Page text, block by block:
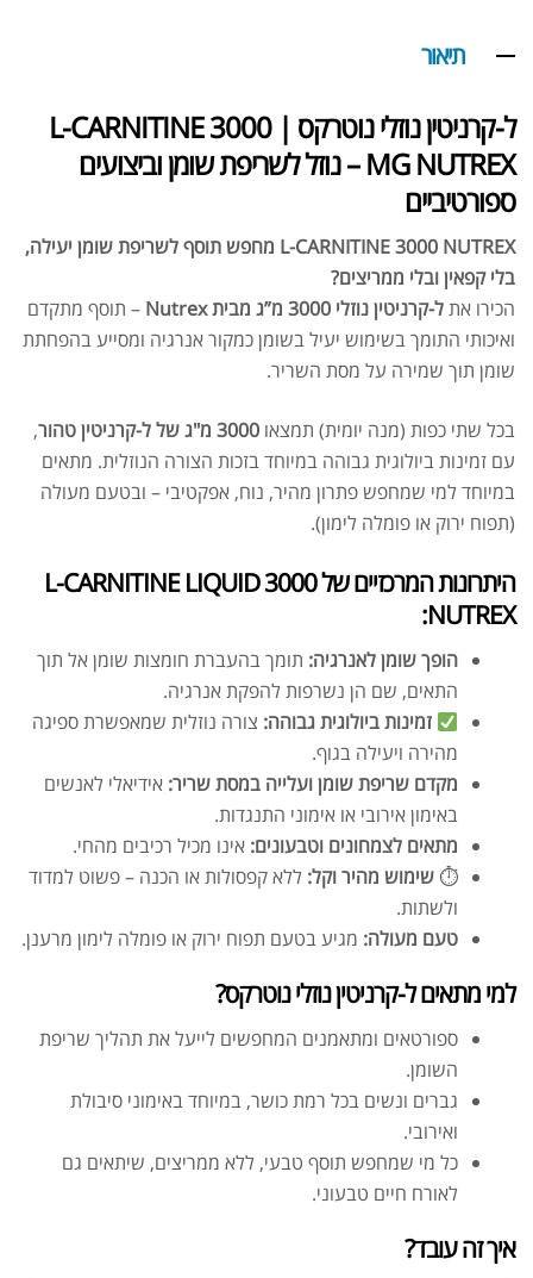
תיאור
ל-קרניטין נוזלי נוטרקס | L-CARNITINE 3000
MG NUTREX – נוזל לשריפת שומן וביצועים
ספורטיביים
L-CARNITINE 3000 NUTREX מחפש תוסף לשריפת שומן יעילה,
בלי קפאין ובלי ממריצים?
הכירו אתל-קרניטין נוזלי 3000 מ”ג מבית Nutrex
– תוסף מתקדם
ואיכותי התומך בשימוש יעיל בשומן כמקור אנרגיה ומסייע בהפחתת
שומן תוך שמירה על מסת השריר.
בכל שתי כפות (מנה יומית) תמצאו 3000 מ"ג של ל-קרניטין טהור
,
עם זמינות ביולוגית גבוהה במיוחד בזכות הצורה הנוזלית. מתאים
במיוחד למי שמחפש פתרון מהיר, נוח, אפקטיבי – ובטעם מעולה
(תפוח ירוק או פומלה לימון).
היתרונות המרכזיים של L-CARNITINE LIQUID 3000
NUTREX:
הופך שומן לאנרגיה: תומך בהעברת חומצות שומן אל תוך
התאים, שם הן נשרפות להפקת אנרגיה.
זמינות ביולוגית גבוהה: צורה נוזלית שמאפשרת ספיגה
מהירה ויעילה בגוף.
מקדם שריפת שומן ועלייה במסת שריר: אידיאלי לאנשים
באימון אירובי או אימוני התנגדות.
מתאים לצמחונים וטבעונים: אינו מכיל רכיבים מהחי.
⏱ שימוש מהיר וקל: ללא קפסולות או הכנה – פשוט למדוד
ולשתות.
טעם מעולה: מגיע בטעם תפוח ירוק או פומלה לימון מרענן.
למי מתאים ל-קרניטין נוזלי נוטרקס?
ספורטאים ומתאמנים המחפשים לייעל את תהליך שריפת
השומן.
גברים ונשים בכל רמת כושר, במיוחד באימוני סיבולת
ואירובי.
כל מי שמחפש תוסף טבעי, ללא ממריצים, שיתאים גם
לאורח חיים טבעוני.
איך זה עובד?